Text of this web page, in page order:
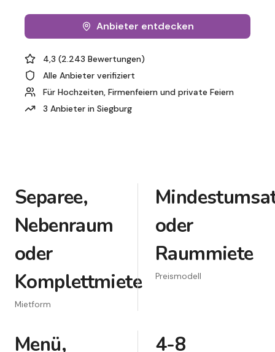
Anbieter entdecken
4,3 (2.243 Bewertungen)
Alle Anbieter verifiziert
Für Hochzeiten, Firmenfeiern und private Feiern
3 Anbieter in Siegburg
Separee,
Nebenraum
oder
Komplettmiete
Mietform
oder
Raummiete
Preismodell
Menü,
4-8